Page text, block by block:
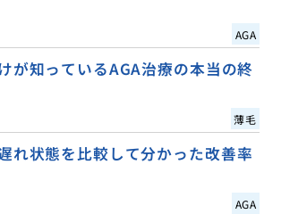
AGA
が知っているAGA治療の本当の終
薄毛
れ状態を比較して分かった改善率
AGA